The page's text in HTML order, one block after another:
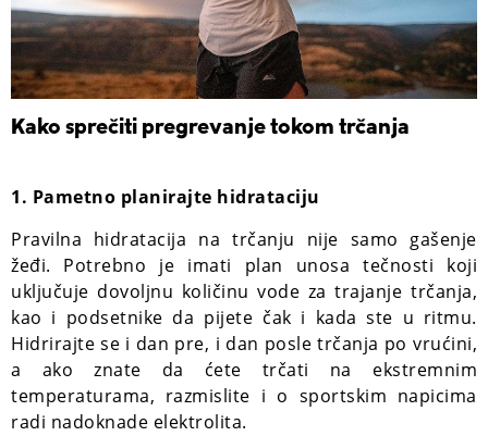
Kako sprečiti pregrevanje tokom trčanja
1. Pametno planirajte hidrataciju
Pravilna hidratacija na trčanju nije samo gašenje
žeđi. Potrebno je imati plan unosa tečnosti koji
uključuje dovoljnu količinu vode za trajanje trčanja,
kao i podsetnike da pijete čak i kada ste u ritmu.
Hidrirajte se i dan pre, i dan posle trčanja po vrućini,
a ako znate da ćete trčati na ekstremnim
temperaturama, razmislite i o sportskim napicima
radi nadoknade elektrolita.